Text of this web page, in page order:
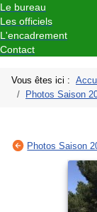
Le bureau
Les officiels
L'encadrement
Contact
Vous êtes ici :
Photos Saison
Photos Saison